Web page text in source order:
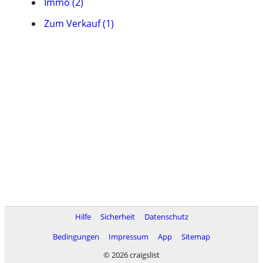
Zum Verkauf (1)
Hilfe Sicherheit
Datenschutz
Bedingungen
Impressum App
Sitemap
© 2026 craigslist